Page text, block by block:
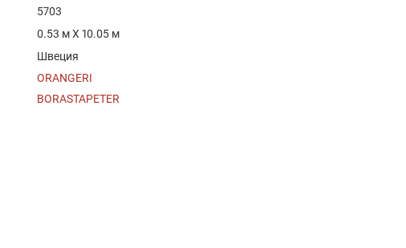
5703
0.53 м X 10.05 м
Швеция
ORANGERI
BORASTAPETER